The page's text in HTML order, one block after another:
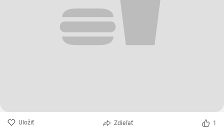
Uložiť Zdieľať 1